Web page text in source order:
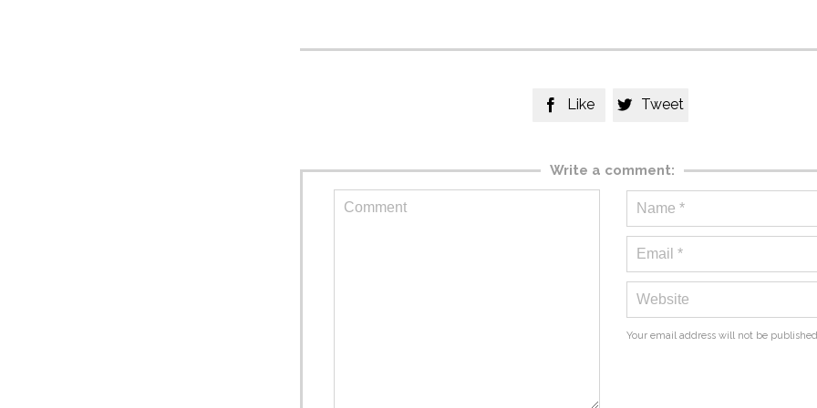
 Like  Tweet
Write a comment:
Your email address will not be